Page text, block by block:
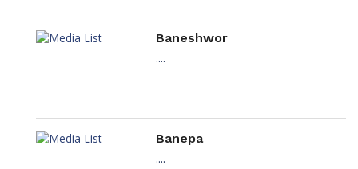
Baneshwor
....
Banepa
....